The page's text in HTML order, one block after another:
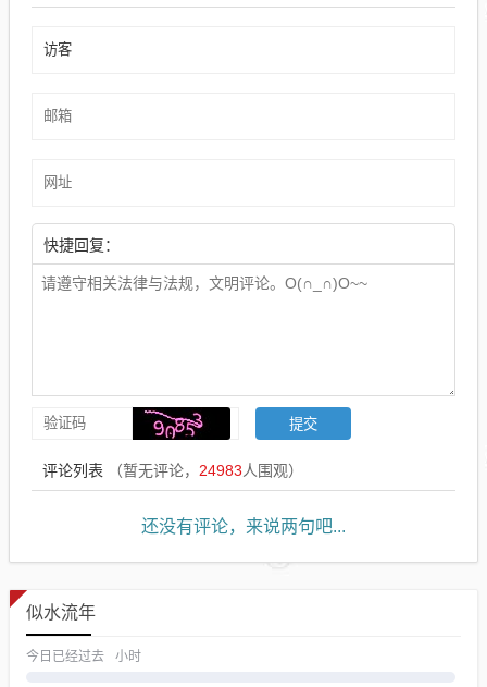
快捷回复：
评论列表 （暂无评论， 24983人围观）
还没有评论，来说两句吧...
似水流年
今日已经过去 小时